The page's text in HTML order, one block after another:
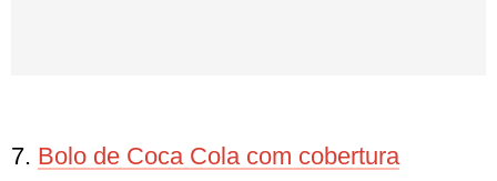
7. Bolo de Coca Cola com cobertura